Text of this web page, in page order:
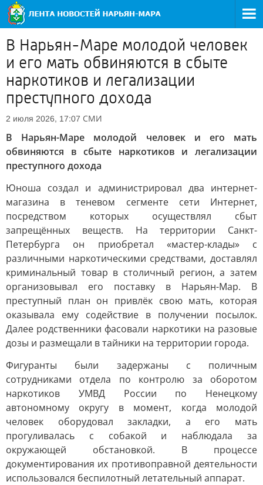
В Нарьян-Маре молодой человек
и его мать обвиняются в сбыте
наркотиков и легализации
преступного дохода
2 июля 2026, 17:07 СМИ
В Нарьян-Маре молодой человек и его мать
обвиняются в сбыте наркотиков и легализации
преступного дохода
Юноша создал и администрировал два интернет-
магазина в теневом сегменте сети Интернет,
посредством которых осуществлял сбыт
запрещённых веществ. На территории Санкт-
Петербурга он приобретал «мастер-клады» с
различными наркотическими средствами, доставлял
криминальный товар в столичный регион, а затем
организовывал его поставку в Нарьян-Мар. В
преступный план он привлёк свою мать, которая
оказывала ему содействие в получении посылок.
Далее родственники фасовали наркотики на разовые
дозы и размещали в тайники на территории города.
Фигуранты были задержаны с поличным
сотрудниками отдела по контролю за оборотом
наркотиков УМВД России по Ненецкому
автономному округу в момент, когда молодой
человек оборудовал закладки, а его мать
прогуливалась с собакой и наблюдала за
окружающей обстановкой. В процессе
документирования их противоправной деятельности
использовался беспилотный летательный аппарат.